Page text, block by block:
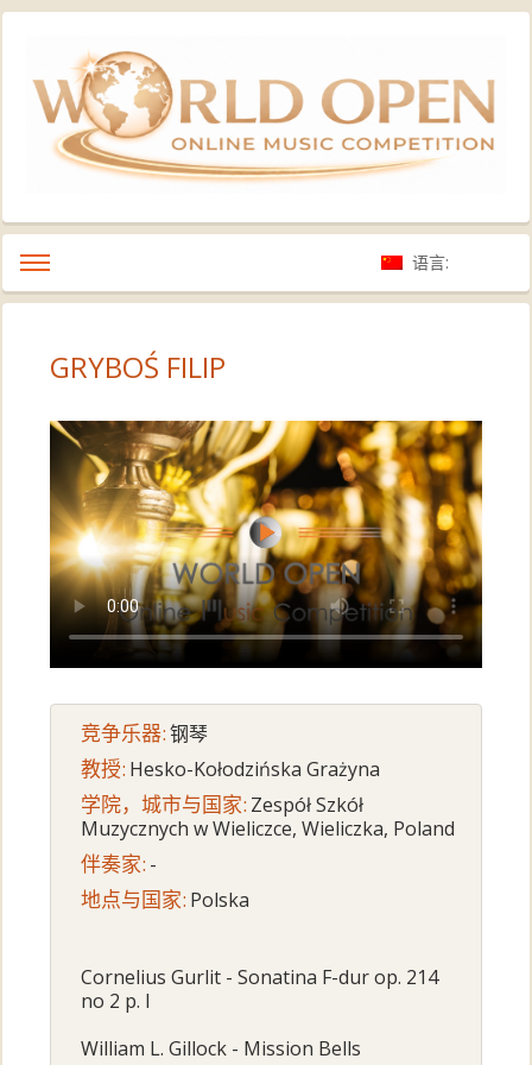
语言:
GRYBOŚ FILIP
竞争乐器:钢琴
教授: Hesko-Kołodzińska Grażyna
学院，城市与国家: Zespół Szkół
Muzycznych w Wieliczce, Wieliczka, Poland
伴奏家: -
地点与国家: Polska
Cornelius Gurlit - Sonatina F-dur op. 214
no 2 p. I
William L. Gillock - Mission Bells